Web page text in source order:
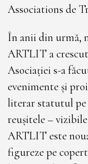
Associations de
În anii din urmă,
ARTLIT a
Asociației s-a
evenimente și
literar statutul
reușitele –
ARTLIT este
figureze pe